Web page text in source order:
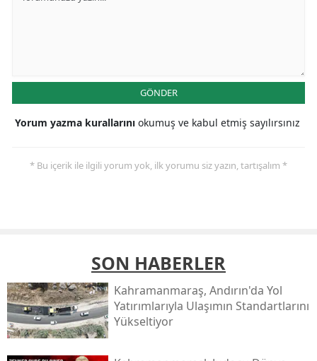
GÖNDER
Yorum yazma kurallarını okumuş ve kabul etmiş sayılırsınız
* Bu içerik ile ilgili yorum yok, ilk yorumu siz yazın, tartışalım *
SON HABERLER
Kahramanmaraş, Andırın'da Yol
Yatırımlarıyla Ulaşımın Standartlarını
Yükseltiyor